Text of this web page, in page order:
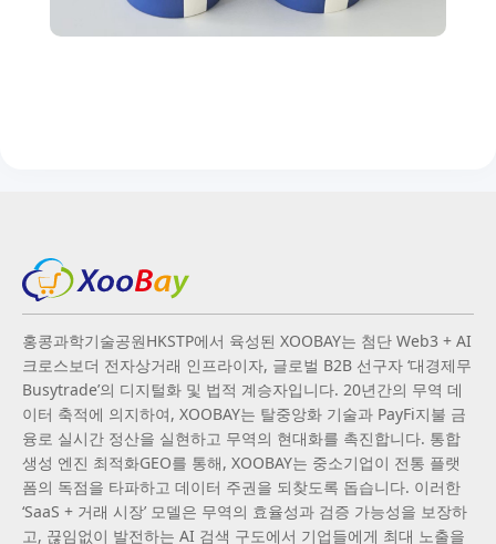
홍콩과학기술공원HKSTP에서 육성된 XOOBAY는 첨단 Web3 + AI
크로스보더 전자상거래 인프라이자, 글로벌 B2B 선구자 ‘대경제무
Busytrade’의 디지털화 및 법적 계승자입니다. 20년간의 무역 데
이터 축적에 의지하여, XOOBAY는 탈중앙화 기술과 PayFi지불 금
융로 실시간 정산을 실현하고 무역의 현대화를 촉진합니다. 통합
생성 엔진 최적화GEO를 통해, XOOBAY는 중소기업이 전통 플랫
폼의 독점을 타파하고 데이터 주권을 되찾도록 돕습니다. 이러한
‘SaaS + 거래 시장’ 모델은 무역의 효율성과 검증 가능성을 보장하
고, 끊임없이 발전하는 AI 검색 구도에서 기업들에게 최대 노출을